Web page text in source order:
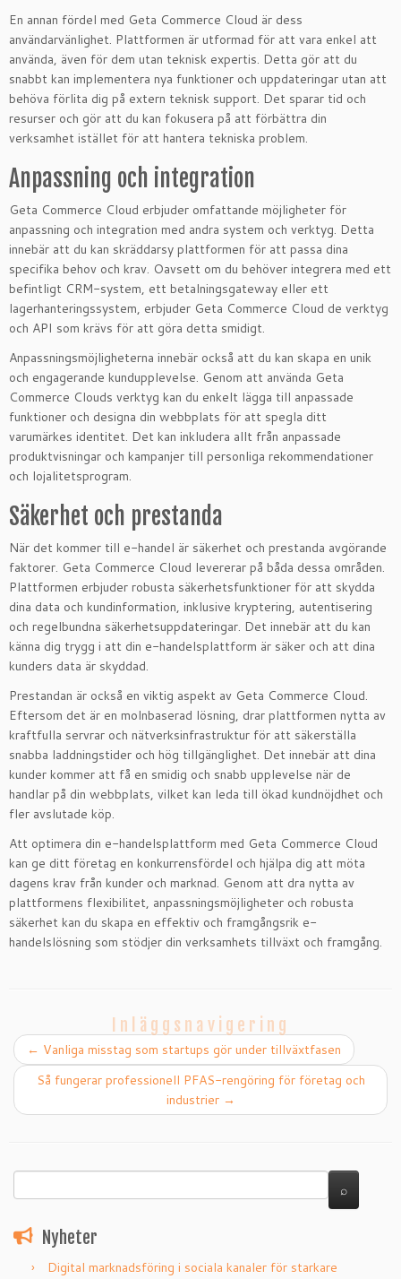
En annan fördel med Geta Commerce Cloud är dess
användarvänlighet. Plattformen är utformad för att vara enkel att
använda, även för dem utan teknisk expertis. Detta gör att du
snabbt kan implementera nya funktioner och uppdateringar utan att
behöva förlita dig på extern teknisk support. Det sparar tid och
resurser och gör att du kan fokusera på att förbättra din
verksamhet istället för att hantera tekniska problem.
Anpassning och integration
Geta Commerce Cloud erbjuder omfattande möjligheter för
anpassning och integration med andra system och verktyg. Detta
innebär att du kan skräddarsy plattformen för att passa dina
specifika behov och krav. Oavsett om du behöver integrera med ett
befintligt CRM-system, ett betalningsgateway eller ett
lagerhanteringssystem, erbjuder Geta Commerce Cloud de verktyg
och API som krävs för att göra detta smidigt.
Anpassningsmöjligheterna innebär också att du kan skapa en unik
och engagerande kundupplevelse. Genom att använda Geta
Commerce Clouds verktyg kan du enkelt lägga till anpassade
funktioner och designa din webbplats för att spegla ditt
varumärkes identitet. Det kan inkludera allt från anpassade
produktvisningar och kampanjer till personliga rekommendationer
och lojalitetsprogram.
Säkerhet och prestanda
När det kommer till e-handel är säkerhet och prestanda avgörande
faktorer. Geta Commerce Cloud levererar på båda dessa områden.
Plattformen erbjuder robusta säkerhetsfunktioner för att skydda
dina data och kundinformation, inklusive kryptering, autentisering
och regelbundna säkerhetsuppdateringar. Det innebär att du kan
känna dig trygg i att din e-handelsplattform är säker och att dina
kunders data är skyddad.
Prestandan är också en viktig aspekt av Geta Commerce Cloud.
Eftersom det är en molnbaserad lösning, drar plattformen nytta av
kraftfulla servrar och nätverksinfrastruktur för att säkerställa
snabba laddningstider och hög tillgänglighet. Det innebär att dina
kunder kommer att få en smidig och snabb upplevelse när de
handlar på din webbplats, vilket kan leda till ökad kundnöjdhet och
fler avslutade köp.
Att optimera din e-handelsplattform med Geta Commerce Cloud
kan ge ditt företag en konkurrensfördel och hjälpa dig att möta
dagens krav från kunder och marknad. Genom att dra nytta av
plattformens flexibilitet, anpassningsmöjligheter och robusta
säkerhet kan du skapa en effektiv och framgångsrik e-
handelslösning som stödjer din verksamhets tillväxt och framgång.
Inläggsnavigering
← Vanliga misstag som startups gör under tillväxtfasen
Så fungerar professionell PFAS-rengöring för företag och
industrier →
Nyheter
Digital marknadsföring i sociala kanaler för starkare